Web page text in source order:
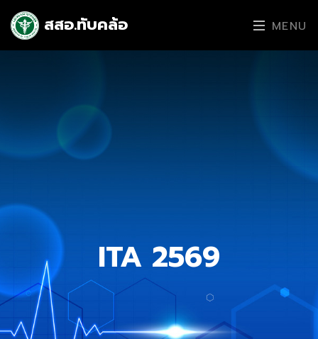
สสอ.ทับคล้อ MENU
ITA 2569